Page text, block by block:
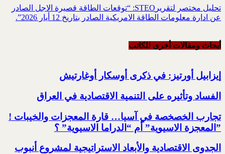
تحليل مختصر لتقريرSTEO‏: “توقعات الطاقة قصيرة الاجل الصادر
عن ادارة معلومات الطاقة الامريكية ‏الصادر بتاريخ 12 أيار 2026”.‏
أبحاث ومقالات أخرى للکاتب
إيزابيل أورتيز: في ذكرى ‏أوسكار أوغارتيش
الفساد وتأثيره على التنمية الاقتصادية في العراق
تجارب الخصخصة في آسيا… قارة المعجزات والخيبات !‏
‏”المعجزة الاسيوية” أم “الدراما الاسيوية” ؟‏
الجدوى الاقتصادية والأبعاد الاستراتيجية لمشروع أنبوب